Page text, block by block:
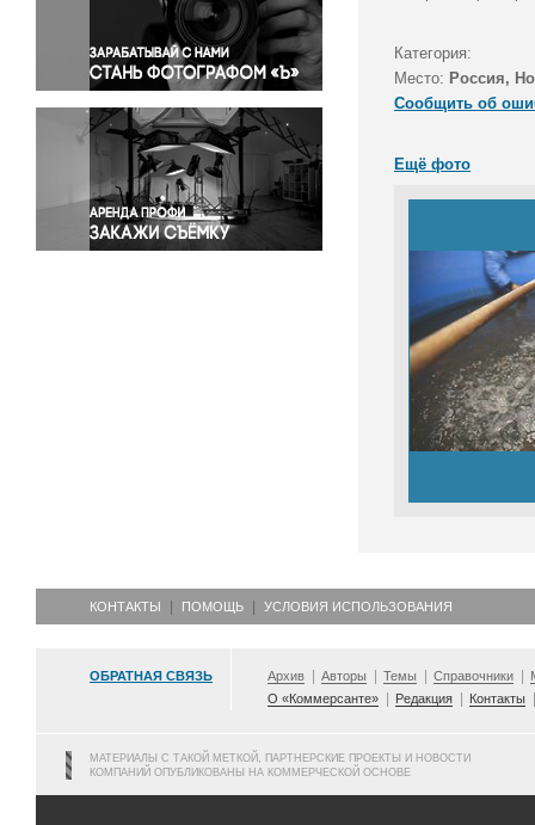
Правосудие
Происшествия и конфликты
Религия
Светская жизнь
Спорт
Экология
Экономика и бизнес
Категория:
Место: Россия,
Сообщить об
Ещё фото
КОНТАКТЫ ПОМОЩЬ УСЛОВИЯ ИСПОЛЬЗОВАНИЯ
ОБРАТНАЯ СВЯЗЬ Архив Авторы Темы Справочники
О «Коммерсанте»
Редакция Контакты
МАТЕРИАЛЫ С ТАКОЙ МЕТКОЙ, ПАРТНЕРСКИЕ ПРОЕКТЫ И НОВОСТИ
КОМПАНИЙ ОПУБЛИКОВАНЫ НА КОММЕРЧЕСКОЙ ОСНОВЕ